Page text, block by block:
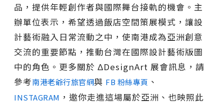
品，提供年輕創作者與國際舞台接軌的機會。主
辦單位表示，希望透過飯店空間策展模式，讓設
計藝術融入日常流動之中，使南港成為亞洲創意
交流的重要節點，推動台灣在國際設計藝術版圖
中的角色。更多關於 ΔDesignArt 展會訊息，請
參考南港老爺行旅官網與 FB 粉絲專頁 、
INSTAGRAM ，邀你走進這場屬於亞洲、也映照此